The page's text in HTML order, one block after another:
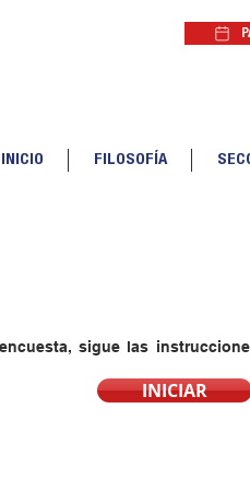
INICIO FILOSOFÍA
sigue las
INICIAR